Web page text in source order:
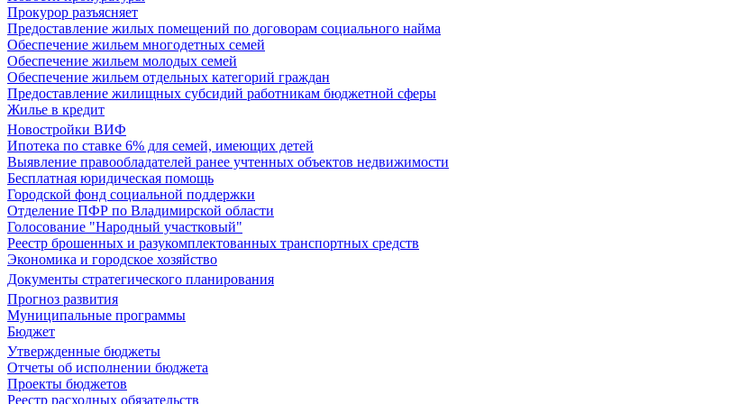
Прокурор разъясняет
Предоставление жилых помещений по договорам социального найма
Обеспечение жильем многодетных семей
Обеспечение жильем молодых семей
Обеспечение жильем отдельных категорий граждан
Предоставление жилищных субсидий работникам бюджетной сферы
Жилье в кредит
Новостройки ВИФ
Ипотека по ставке 6% для семей, имеющих детей
Выявление правообладателей ранее учтенных объектов недвижимости
Бесплатная юридическая помощь
Городской фонд социальной поддержки
Отделение ПФР по Владимирской области
Голосование "Народный участковый"
Реестр брошенных и разукомплектованных транспортных средств
Экономика и городское хозяйство
Документы стратегического планирования
Прогноз развития
Муниципальные программы
Бюджет
Утвержденные бюджеты
Отчеты об исполнении бюджета
Проекты бюджетов
Реестр расходных обязательств